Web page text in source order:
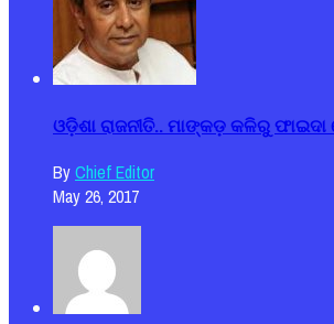
ଓଡ଼ିଶା ରାଜନୀତି.. ମାଙ୍କଡ଼ କଳିରୁ ଫାଇଦା
ByChief Editor
May 26, 2017